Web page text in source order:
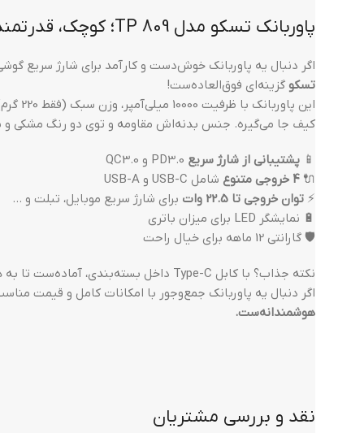
پاوربانک تسکو مدل TP 809؛ کوچک، قدرتمند، همراه همیشگی
اگر دنبال یه پاوربانک خوش‌دست و کارآمد برای شارژ سریع
تسکو گزینه‌ای فوق‌العاده‌ست!
این
کیف جا می‌گیره. جنس بدنه‌اش مقاومه و توی دو رنگ مشکی
📱 پشتیبانی از شارژ سریع
🔌 4 خروجی متنوع
شامل USB-C و USB-A
⚡ توان خروجی تا 22.5 وات
برای شارژ سریع موبایل، تبلت و …
🔋 نمایشگر LED برای میزان باتری
🛡️ گارانتی 12 ماهه برای خیال راحت
نکته جذاب؟ با کابل Type-C داخل بسته‌بندی، آماده‌ست تا به همه دستگاه‌هات وصل بشه!
اگر دنبال یه پاوربانک جمع‌وجور با امکانات کامل و قیمت
هوشمندانه‌ست.
نقد و بررسی مشتریان